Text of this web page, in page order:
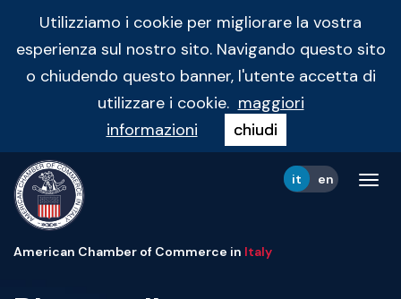
Utilizziamo i cookie per migliorare la vostra
esperienza sul nostro sito. Navigando questo sito
o chiudendo questo banner, l'utente accetta di
utilizzare i cookie. maggiori
informazioni
chiudi
it en
American Chamber of Commerce in Italy